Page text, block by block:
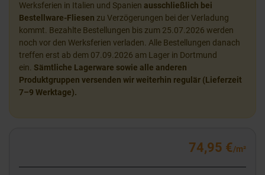
Werksferien in Italien und Spanien ausschließlich bei
Bestellware-Fliesen zu Verzögerungen bei der Verladung
kommt. Bezahlte Bestellungen bis zum 25.07.2026 werden
noch vor den Werksferien verladen. Alle Bestellungen danach
treffen erst ab dem 07.09.2026 am Lager in Dortmund
ein. Sämtliche Lagerware sowie alle anderen
Produktgruppen versenden wir weiterhin regulär (Lieferzeit
7–9 Werktage).
74,95 €/m²